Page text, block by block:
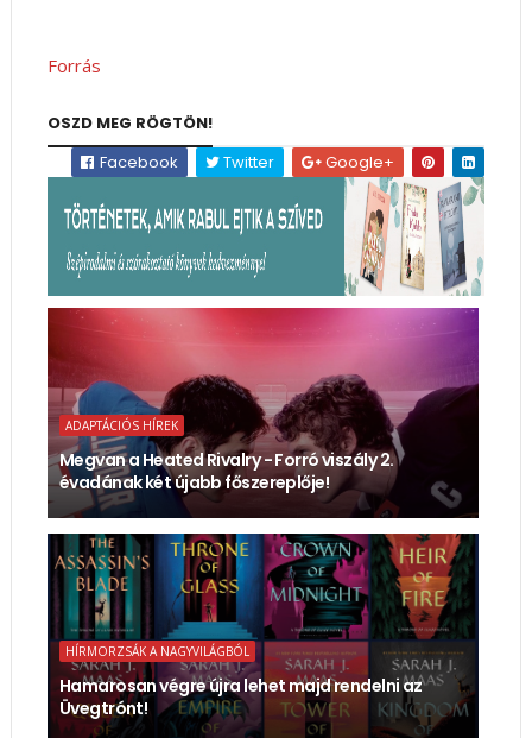
Forrás
OSZD MEG RÖGTÖN!
Facebook
Twitter Google+
ADAPTÁCIÓS HÍREK
Megvan a Heated Rivalry - Forró viszály 2.
évadának két újabb főszereplője!
HÍRMORZSÁK A NAGYVILÁGBÓL
Hamarosan végre újra lehet majd rendelni az
Üvegtrónt!